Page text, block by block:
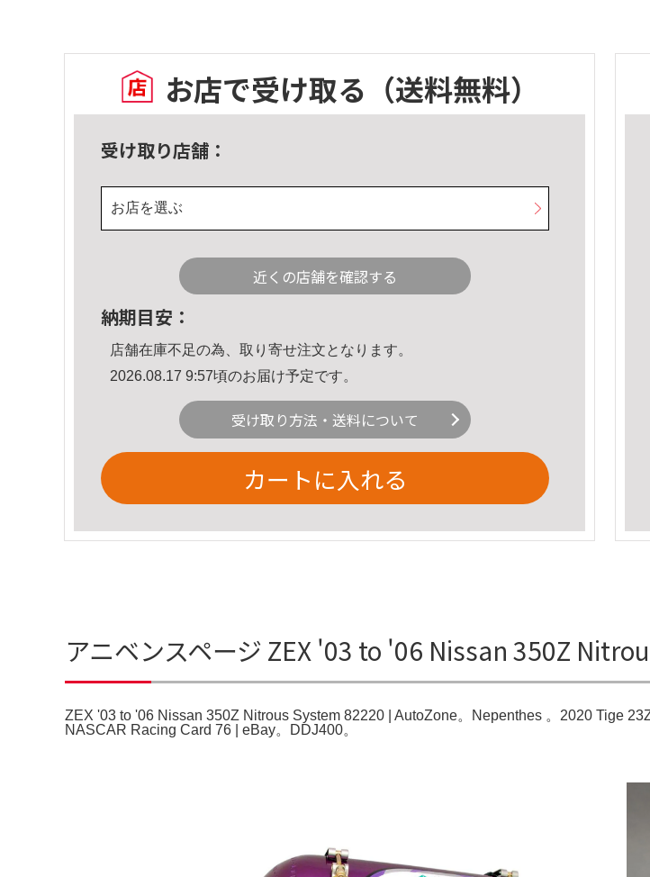
お店で受け取る （送料無料）
受け取り店舗：
お店を選ぶ
近くの店舗を確認する
納期目安：
店舗在庫不足の為、取り寄せ注文となります。
2026.08.17 9:57頃のお届け予定です。
受け取り方法・送料について
カートに入れる
アニベンスページ ZEX '03 to '06 Nissan 350Z
ZEX '03 to '06 Nissan 350Z Nitrous System 82220 | AutoZone。Nepenthes 。2020 Tige
NASCAR Racing Card 76 | eBay。DDJ400。